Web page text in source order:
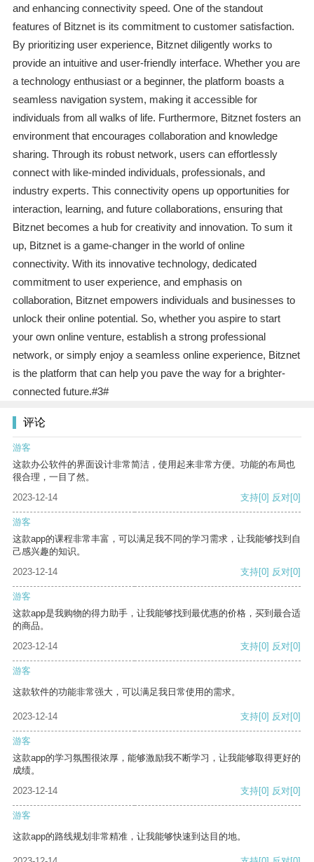
and enhancing connectivity speed. One of the standout
features of Bitznet is its commitment to customer satisfaction.
By prioritizing user experience, Bitznet diligently works to
provide an intuitive and user-friendly interface. Whether you are
a technology enthusiast or a beginner, the platform boasts a
seamless navigation system, making it accessible for
individuals from all walks of life. Furthermore, Bitznet fosters an
environment that encourages collaboration and knowledge
sharing. Through its robust network, users can effortlessly
connect with like-minded individuals, professionals, and
industry experts. This connectivity opens up opportunities for
interaction, learning, and future collaborations, ensuring that
Bitznet becomes a hub for creativity and innovation. To sum it
up, Bitznet is a game-changer in the world of online
connectivity. With its innovative technology, dedicated
commitment to user experience, and emphasis on
collaboration, Bitznet empowers individuals and businesses to
unlock their online potential. So, whether you aspire to start
your own online venture, establish a strong professional
network, or simply enjoy a seamless online experience, Bitznet
is the platform that can help you pave the way for a brighter-
connected future.#3#
评论
游客
这款办公软件的界面设计非常简洁，使用起来非常方便。功能的布局也
很合理，一目了然。
2023-12-14
支持[0] 反对[0]
游客
这款app的课程非常丰富，可以满足我不同的学习需求，让我能够找到自
己感兴趣的知识。
2023-12-14
支持[0] 反对[0]
游客
这款app是我购物的得力助手，让我能够找到最优惠的价格，买到最合适
的商品。
2023-12-14
支持[0] 反对[0]
游客
这款软件的功能非常强大，可以满足我日常使用的需求。
2023-12-14 支持[0] 反对[0]
游客
这款app的学习氛围很浓厚，能够激励我不断学习，让我能够取得更好的
成绩。
2023-12-14
支持[0] 反对[0]
游客
这款app的路线规划非常精准，让我能够快速到达目的地。